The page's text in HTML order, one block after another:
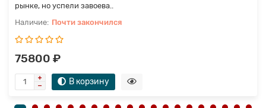
рынке, но успели завоева..
Почти закончился
75800 ₽
В корзину